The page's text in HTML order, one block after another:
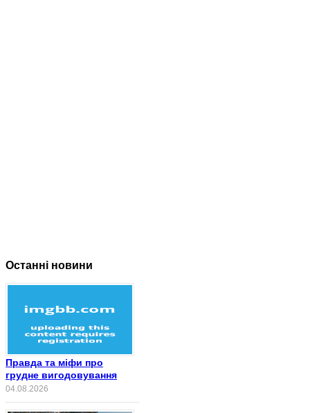
Останні новини
Правда та міфи про
грудне вигодовування
04.08.2026